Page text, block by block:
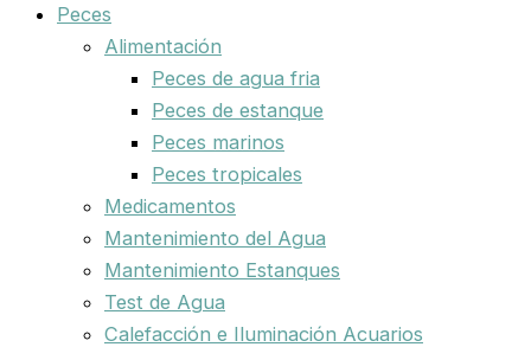
Peces
Alimentación
Peces de agua fria
Peces de estanque
Peces marinos
Peces tropicales
Medicamentos
Mantenimiento del Agua
Mantenimiento Estanques
Test de Agua
Calefacción e Iluminación Acuarios